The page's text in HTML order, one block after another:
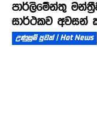
පාර්ලිමේන්තු
සාර්ථකව අවසන්
උණුසුම් පුවත් | Hot News